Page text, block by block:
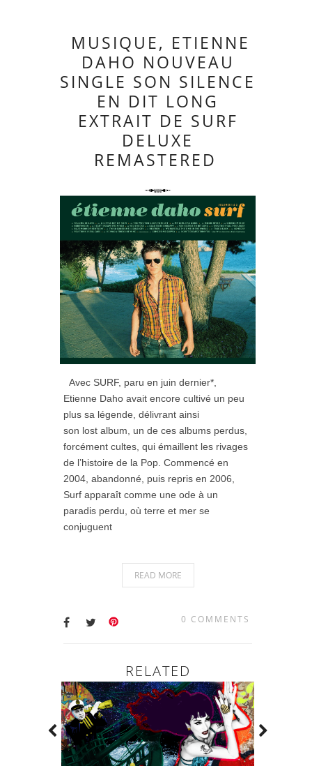
MUSIQUE, ETIENNE
DAHO NOUVEAU
SINGLE SON SILENCE
EN DIT LONG
EXTRAIT DE SURF
DELUXE
REMASTERED
Avec SURF, paru en juin dernier*,
Etienne Daho avait encore cultivé un peu
plus sa légende, délivrant ainsi
son lost album, un de ces albums perdus,
forcément cultes, qui émaillent les rivages
de l’histoire de la Pop. Commencé en
2004, abandonné, puis repris en 2006,
Surf apparaît comme une ode à un
paradis perdu, où terre et mer se
conjuguent
READ MORE
0 COMMENTS
RELATED